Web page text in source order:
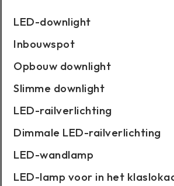
LED-downlight
Inbouwspot
Opbouw downlight
Slimme downlight
LED-railverlichting
Dimmale LED-railverlichting
LED-wandlamp
LED-lamp voor in het